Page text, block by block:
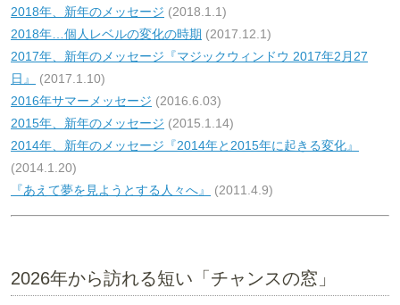
2018年、新年のメッセージ (2018.1.1)
2018年…個人レベルの変化の時期 (2017.12.1)
2017年、新年のメッセージ『マジックウィンドウ 2017年2月27
日』
(2017.1.10)
2016年サマーメッセージ (2016.6.03)
2015年、新年のメッセージ (2015.1.14)
2014年、新年のメッセージ『2014年と2015年に起きる変化』
(2014.1.20)
『あえて夢を見ようとする人々へ』
(2011.4.9)
2026年から訪れる短い「チャンスの窓」